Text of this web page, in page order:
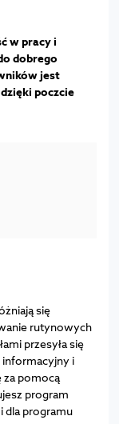
w pracy i
dobrego
jest
poczcie
się
rutynowych
przesyła się
i
za pomocą
program
dla programu